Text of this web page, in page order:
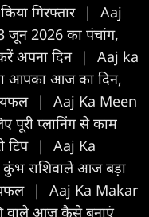
गिरफ्तार |
Aaj
जून 2026 का पंचांग,
अपना द‍िन |
Aaj ka
आपका आज का द‍िन,
|
Aaj Ka Meen
पूरी प्लानिंग से काम
टिप |
Aaj Ka
राश‍िवाले आज बड़ा
|
Aaj Ka Makar
वाले आज कैसे बनाएं